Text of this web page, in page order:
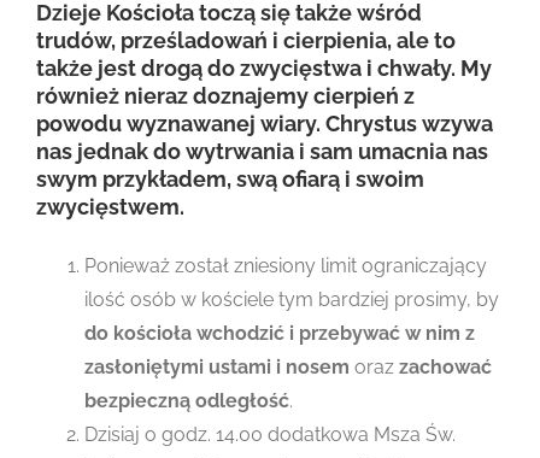
Dzieje Kościoła toczą się także wśród
trudów, prześladowań i cierpienia, ale to
także jest drogą do zwycięstwa i chwały. My
również nieraz doznajemy cierpień z
powodu wyznawanej wiary. Chrystus wzywa
nas jednak do wytrwania i sam umacnia nas
swym przykładem, swą ofiarą i swoim
zwycięstwem.
Ponieważ został zniesiony limit ograniczający
ilość osób w kościele tym bardziej prosimy, by
do kościoła wchodzić i przebywać w nim z
zasłoniętymi ustami i nosem oraz zachować
bezpieczną odległość.
Dzisiaj o godz. 14.00 dodatkowa Msza Św.